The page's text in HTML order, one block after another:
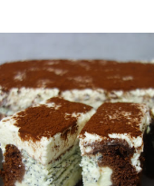
Translate